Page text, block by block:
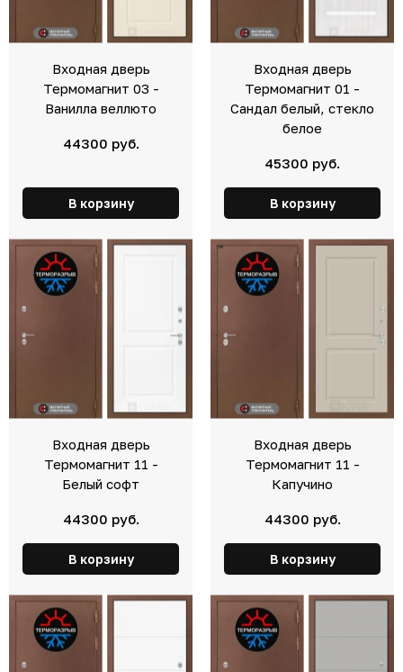
Входная дверь
Термомагнит 03 -
Ванилла веллюто
44300 руб.
В корзину
Входная дверь
Термомагнит 01 -
Сандал белый, стекло
белое
45300 руб.
В корзину
Входная дверь
Термомагнит 11 -
Белый софт
44300 руб.
В корзину
Входная дверь
Термомагнит 11 -
Капучино
44300 руб.
В корзину